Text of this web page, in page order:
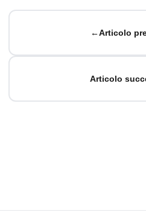
←Articolo
Articolo